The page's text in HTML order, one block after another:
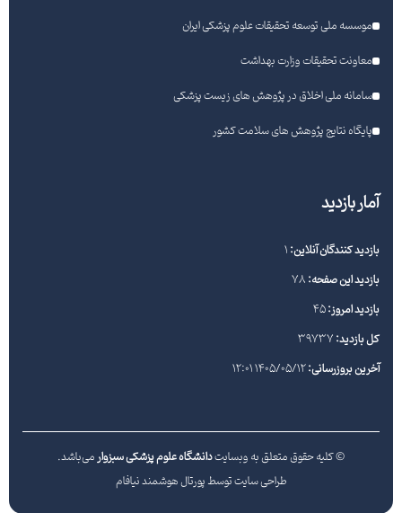
موسسه ملی توسعه تحقیقات علوم پزشکی ایران
معاونت تحقیقات وزارت بهداشت
سامانه ملی اخلاق در پژوهش های زیست پزشکی
پایگاه نتایج پژوهش های سلامت کشور
آمار بازدید
بازدید کنندگان آنلاین:1
بازدید این صفحه:78
بازدید امروز:45
کل بازدید:39737
آخرین بروزرسانی:1405/05/12 12:01
© کلیه حقوق متعلق به وبسایتدانشگاه علوم پزشکی سبزوارمی‌باشد.
طراحی سایت توسط پورتال هوشمند نیافام